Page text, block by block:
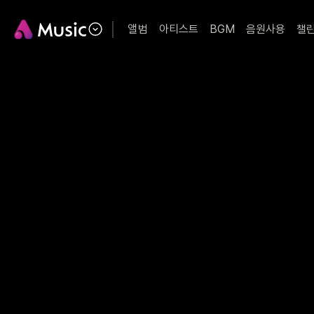
앨범 아티스트 BGM 음원사용 챌